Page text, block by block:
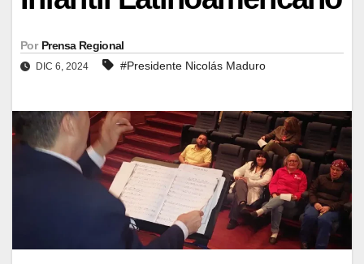
Por Prensa Regional
DIC 6, 2024 #Presidente Nicolás Maduro